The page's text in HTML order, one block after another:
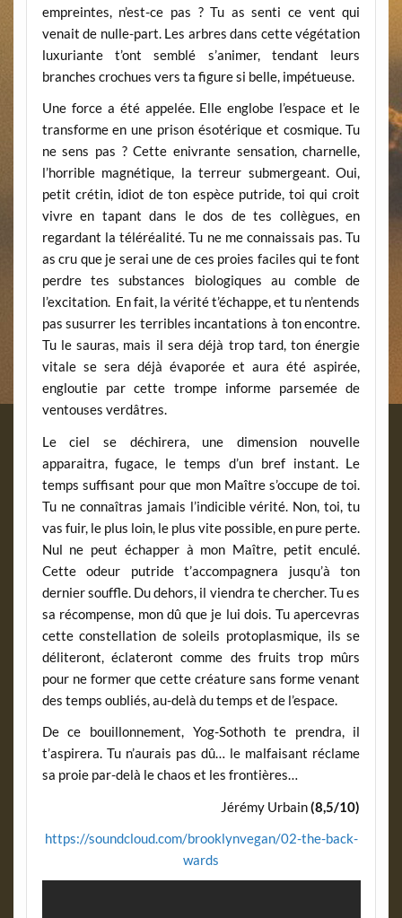
empreintes, n’est-ce pas ? Tu as senti ce vent qui
venait de nulle-part. Les arbres dans cette végétation
luxuriante t’ont semblé s’animer, tendant leurs
branches crochues vers ta figure si belle, impétueuse.
Une force a été appelée. Elle englobe l’espace et le
transforme en une prison ésotérique et cosmique. Tu
ne sens pas ? Cette enivrante sensation, charnelle,
l’horrible magnétique, la terreur submergeant. Oui,
petit crétin, idiot de ton espèce putride, toi qui croit
vivre en tapant dans le dos de tes collègues, en
regardant la téléréalité. Tu ne me connaissais pas. Tu
as cru que je serai une de ces proies faciles qui te font
perdre tes substances biologiques au comble de
l’excitation. En fait, la vérité t’échappe, et tu n’entends
pas susurrer les terribles incantations à ton encontre.
Tu le sauras, mais il sera déjà trop tard, ton énergie
vitale se sera déjà évaporée et aura été aspirée,
engloutie par cette trompe informe parsemée de
ventouses verdâtres.
Le ciel se déchirera, une dimension nouvelle
apparaitra, fugace, le temps d’un bref instant. Le
temps suffisant pour que mon Maître s’occupe de toi.
Tu ne connaîtras jamais l’indicible vérité. Non, toi, tu
vas fuir, le plus loin, le plus vite possible, en pure perte.
Nul ne peut échapper à mon Maître, petit enculé.
Cette odeur putride t’accompagnera jusqu’à ton
dernier souffle. Du dehors, il viendra te chercher. Tu es
sa récompense, mon dû que je lui dois. Tu apercevras
cette constellation de soleils protoplasmique, ils se
déliteront, éclateront comme des fruits trop mûrs
pour ne former que cette créature sans forme venant
des temps oubliés, au-delà du temps et de l’espace.
De ce bouillonnement, Yog-Sothoth te prendra, il
t’aspirera. Tu n’aurais pas dû… le malfaisant réclame
sa proie par-delà le chaos et les frontières…
Jérémy Urbain(8,5/10)
https://soundcloud.com/brooklynvegan/02-the-back-
wards